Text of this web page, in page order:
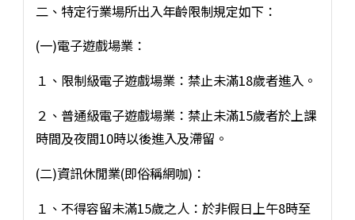
二、特定行業場所出入年齡限制規定如下：
(一)電子遊戲場業：
１、限制級電子遊戲場業：禁止未滿18歲者進入。
２、普通級電子遊戲場業：禁止未滿15歲者於上課
時間及夜間10時以後進入及滯留。
(二)資訊休閒業(即俗稱網咖)：
１、不得容留未滿15歲之人：於非假日上午8時至